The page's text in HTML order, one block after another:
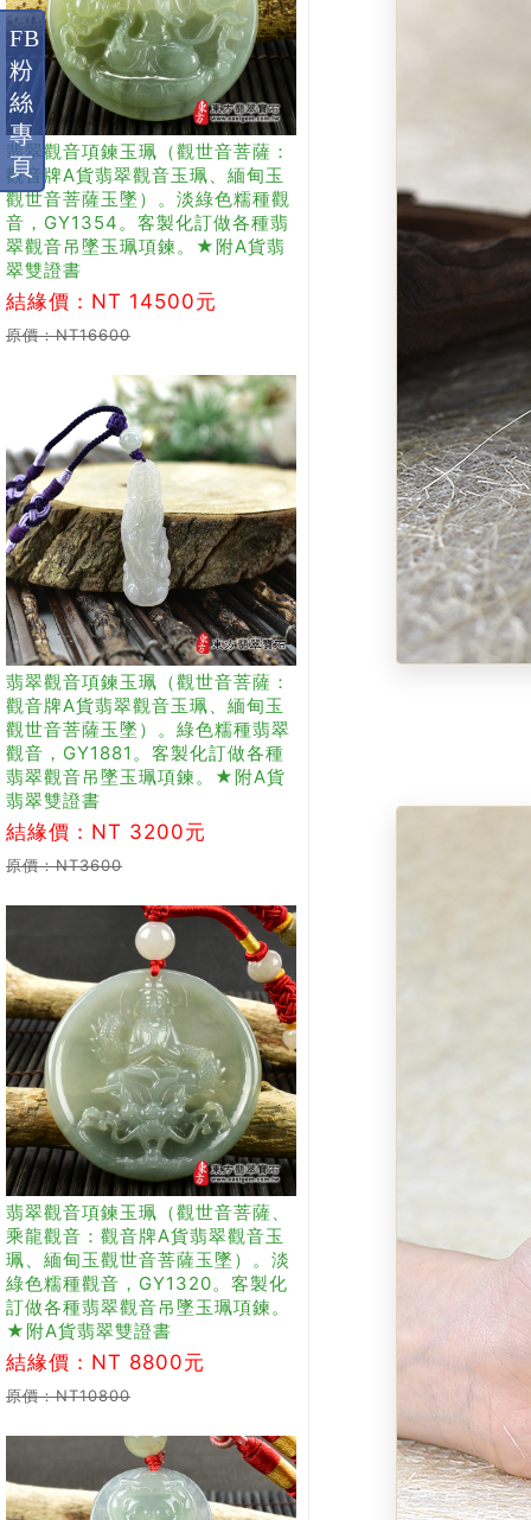
翡翠觀音項鍊玉珮（觀世音菩薩：
觀音牌A貨翡翠觀音玉珮、緬甸玉
觀世音菩薩玉墜）。淡綠色糯種觀
音，GY1354。客製化訂做各種翡
翠觀音吊墜玉珮項鍊。★附A貨翡
翠雙證書
結緣價：NT 14500元
原價：NT16600
翡翠觀音項鍊玉珮（觀世音菩薩：
觀音牌A貨翡翠觀音玉珮、緬甸玉
觀世音菩薩玉墜）。綠色糯種翡翠
觀音，GY1881。客製化訂做各種
翡翠觀音吊墜玉珮項鍊。★附A貨
翡翠雙證書
結緣價：NT 3200元
原價：NT3600
翡翠觀音項鍊玉珮（觀世音菩薩、
乘龍觀音：觀音牌A貨翡翠觀音玉
珮、緬甸玉觀世音菩薩玉墜）。淡
綠色糯種觀音，GY1320。客製化
訂做各種翡翠觀音吊墜玉珮項鍊。
★附A貨翡翠雙證書
結緣價：NT 8800元
原價：NT10800
FB
粉
絲
專
頁